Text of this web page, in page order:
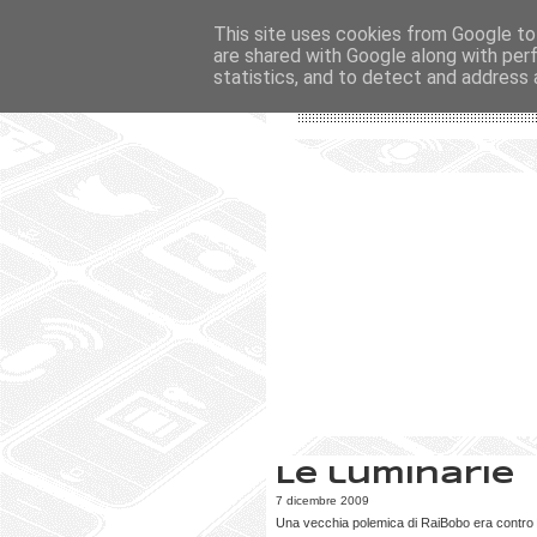
Le luminarie
7 dicembre 2009
Una vecchia polemica di RaiBobo era contro
This site uses cookies from Google
are shared with Google along with
statistics, and to detect and address